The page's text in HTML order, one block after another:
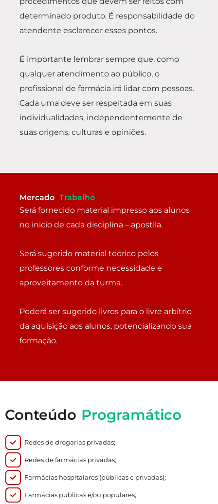
determinado produto. É responsabilidade do
atendente esclarecer esses pontos.
É importante lembrar sempre que, como
qualquer atendimento ao público, o
profissional de farmácia irá lidar com pessoas.
Cada uma deve ser respeitada em suas
individualidades, independentemente de
suas origens, culturas e opiniões.
Mercado Trabalho
Será fornecido material impresso aos alunos
no inicio de cada disciplina – apostila.
Será sugerido material teórico pelos
professores conforme necessidade e
aproveitamento da turma.
Poderá ser sugerido livros para o livre arbítrio
da aquisição aos alunos, potencializando sua
formação.
Conteúdo Programático
Redes de drogarias privadas;
Redes de farmácias privadas;
Farmácias hospitalares (públicas e privadas);
Farmácias públicas e/ou populares;